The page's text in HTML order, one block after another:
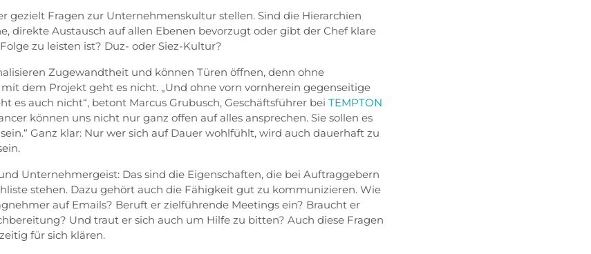
gezielt Fragen zur Unternehmenskultur stellen. Sind die Hierarchien
direkte Austausch auf allen Ebenen bevorzugt oder gibt der Chef klare
zu leisten ist? Duz- oder Siez-Kultur?
Zugewandtheit und können Türen öffnen, denn ohne
dem Projekt geht es nicht. „Und ohne vorn vornherein gegenseitige
es auch nicht“, betont Marcus Grubusch, Geschäftsführer bei TEMPTON
können uns nicht nur ganz offen auf alles ansprechen. Sie sollen es
Ganz klar: Nur wer sich auf Dauer wohlfühlt, wird auch dauerhaft zu
Unternehmergeist: Das sind die Eigenschaften, die bei Auftraggebern
stehen. Dazu gehört auch die Fähigkeit gut zu kommunizieren. Wie
auf Emails? Beruft er zielführende Meetings ein? Braucht er
Und traut er sich auch um Hilfe zu bitten? Auch diese Fragen
für sich klären.